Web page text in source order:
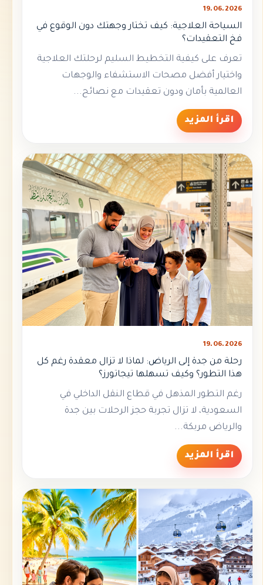
19.06.2026
السياحة العلاجية: كيف تختار وجهتك دون الوقوع في
فخ التعقيدات؟
تعرف على كيفية التخطيط السليم لرحلتك العلاجية
واختيار أفضل مصحات الاستشفاء والوجهات
العالمية بأمان ودون تعقيدات مع نصائح...
اقرأ المزيد
19.06.2026
رحلة من جدة إلى الرياض: لماذا لا تزال معقدة رغم كل
هذا التطور؟ وكيف تسهلها تيجاتورز؟
رغم التطور المذهل في قطاع النقل الداخلي في
السعودية، لا تزال تجربة حجز الرحلات بين جدة
والرياض مربكة...
اقرأ المزيد